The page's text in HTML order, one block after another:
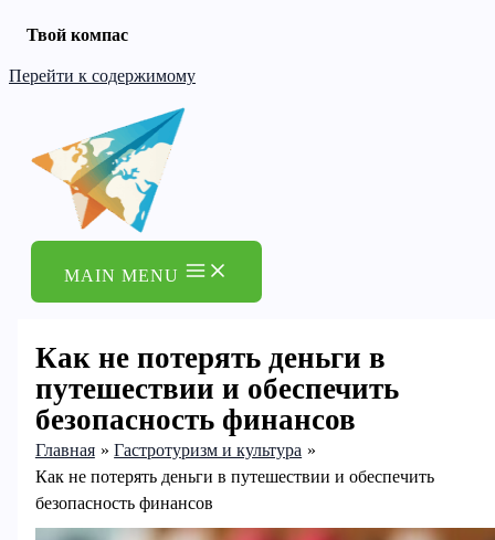
Твой компас
Перейти к содержимому
MAIN MENU
Как не потерять деньги в
путешествии и обеспечить
безопасность финансов
Главная
Гастротуризм и культура
Как не потерять деньги в путешествии и обеспечить
безопасность финансов